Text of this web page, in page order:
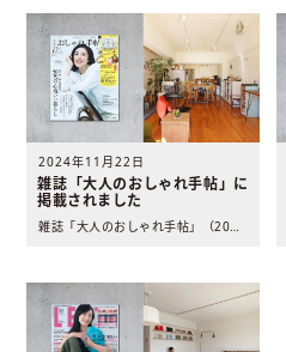
2024年11月22日
雑誌「大人のおしゃれ手帖」に
掲載されました
雑誌「大人のおしゃれ手帖」（2024年11月6日発売 宝島社..